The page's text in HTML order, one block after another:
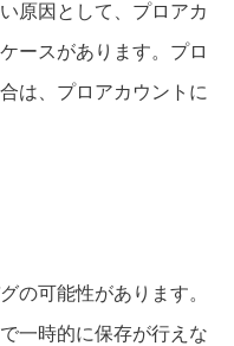
原因として、プロアカ
ースがあります。プロ
は、プロアカウントに
の可能性があります。
一時的に保存が行えな